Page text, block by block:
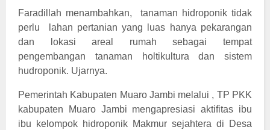
Faradillah menambahkan, tanaman hidroponik tidak
perlu lahan pertanian yang luas hanya pekarangan
dan lokasi areal rumah sebagai tempat
pengembangan tanaman holtikultura dan sistem
hudroponik. Ujarnya.
Pemerintah Kabupaten Muaro Jambi melalui , TP PKK
kabupaten Muaro Jambi mengapresiasi aktifitas ibu
ibu kelompok hidroponik Makmur sejahtera di Desa